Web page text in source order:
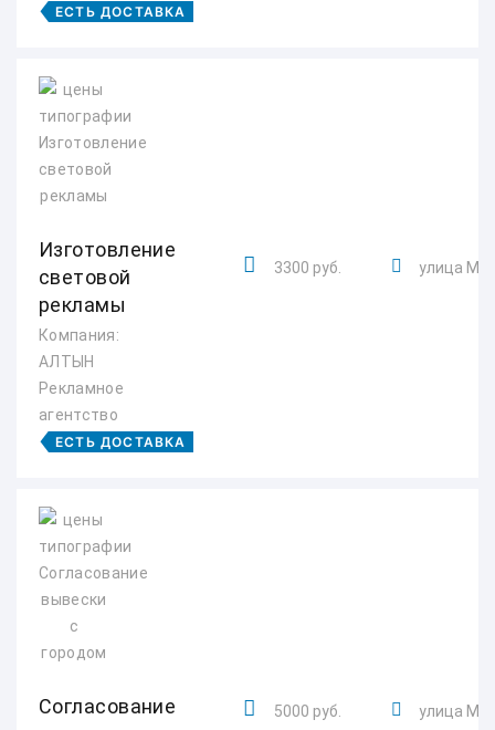
ЕСТЬ ДОСТАВКА
Изготовление
световой
рекламы
Компания:
АЛТЫН
Рекламное
агентство
ЕСТЬ ДОСТАВКА
3300 руб. улица
Согласование
5000 руб. улица